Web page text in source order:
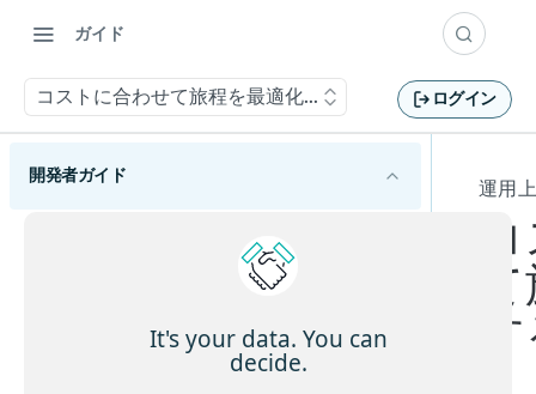
ガイド
コストに合わせて旅程を最適化する ログイン
開発者ガイド
HERE Tour Planning APIの使用を開始する
主要な概念を理解する
運用
It's your data. You can
decide.